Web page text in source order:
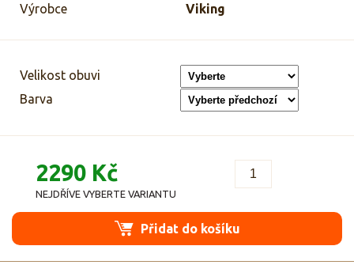
Výrobce Viking
Velikost obuvi
Barva
2290 Kč
NEJDŘÍVE VYBERTE VARIANTU
Přidat do košíku